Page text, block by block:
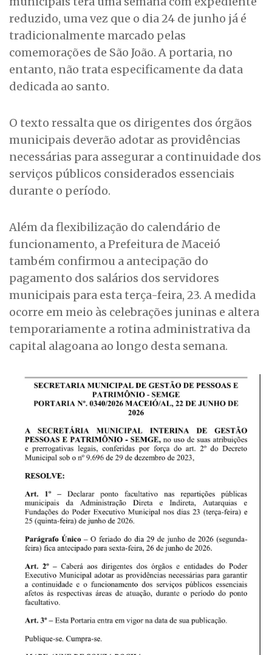
reduzido, uma vez que o dia 24 de junho já é
tradicionalmente marcado pelas
comemorações de São João. A portaria, no
entanto, não trata especificamente da data
dedicada ao santo.
O texto ressalta que os dirigentes dos órgãos
municipais deverão adotar as providências
necessárias para assegurar a continuidade dos
serviços públicos considerados essenciais
durante o período.
Além da flexibilização do calendário de
funcionamento, a Prefeitura de Maceió
também confirmou a antecipação do
pagamento dos salários dos servidores
municipais para esta terça-feira, 23. A medida
ocorre em meio às celebrações juninas e altera
temporariamente a rotina administrativa da
capital alagoana ao longo desta semana.